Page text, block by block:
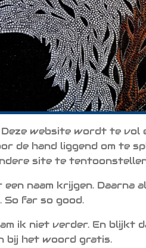
website wordt te vol
de hand liggend om te
site te
naam krijgen. Daarna
far so good.
ik niet verder. En blijkt
bij het woord gratis.